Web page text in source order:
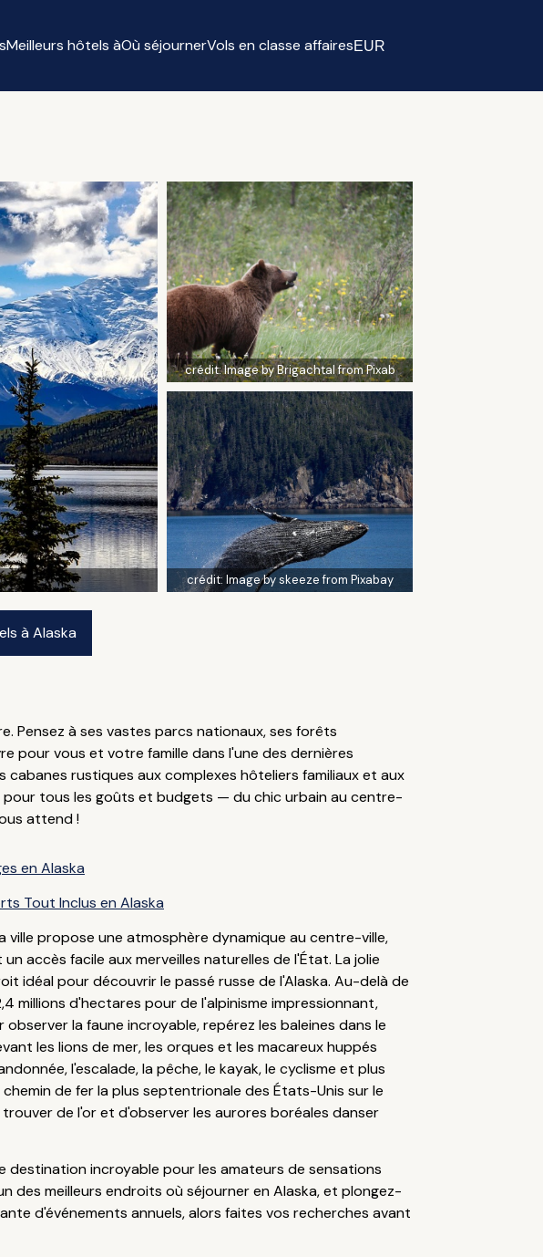
Meilleurs hôtels àOù séjournerVols en classe affairesEUR
crédit:Image by Brigachtal from Pixab
crédit: Image by skeeze from Pixabay
à Alaska
Pensez à ses vastes parcs nationaux, ses forêts
pour vous et votre famille dans l'une des dernières
rustiques aux complexes hôteliers familiaux et aux
pour tous les goûts et budgets — du chic urbain au centre-
attend !
en Alaska
Tout Inclus en Alaska
ville propose une atmosphère dynamique au centre-ville,
accès facile aux merveilles naturelles de l'État. La jolie
idéal pour découvrir le passé russe de l'Alaska. Au-delà de
millions d'hectares pour de l'alpinisme impressionnant,
la faune incroyable, repérez les baleines dans le
les lions de mer, les orques et les macareux huppés
l'escalade, la pêche, le kayak, le cyclisme et plus
de fer la plus septentrionale des États-Unis sur le
de l'or et d'observer les aurores boréales danser
destination incroyable pour les amateurs de sensations
des meilleurs endroits où séjourner en Alaska, et plongez-
d'événements annuels, alors faites vos recherches avant